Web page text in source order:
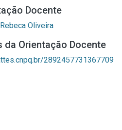
Docente
Oliveira
da Orientação Docente
2892457731367709